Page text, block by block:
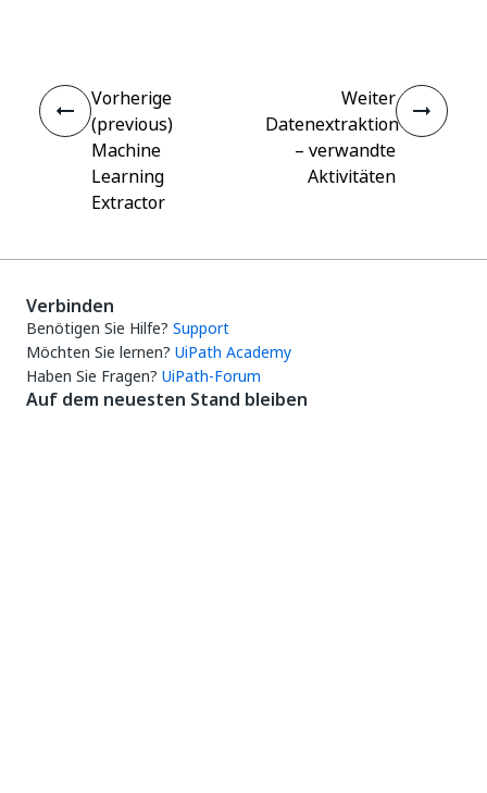
Vorherige
(previous)
Machine
Learning
Extractor
Weiter
Datenextraktion
– verwandte
Aktivitäten
Verbinden
Benötigen Sie Hilfe? Support
Möchten Sie lernen? UiPath Academy
Haben Sie Fragen? UiPath-Forum
Auf dem neuesten Stand bleiben